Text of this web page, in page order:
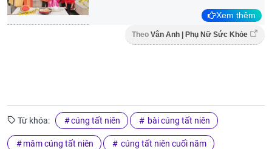
Xem thêm
Theo Vân Anh | Phụ Nữ Sức Khỏe
Từ khóa: cúng tất niên bài cúng tất niên
mâm cúng tất niên cúng tất niên cuối năm